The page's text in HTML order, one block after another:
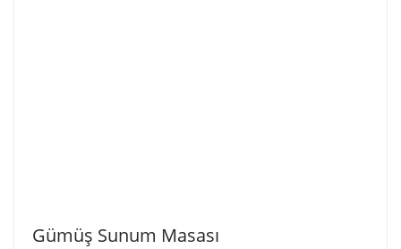
Gümüş Sunum Masası